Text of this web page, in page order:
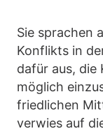
Sie sprachen
Konflikts in
dafür aus, die
möglich
friedlichen
verwies auf